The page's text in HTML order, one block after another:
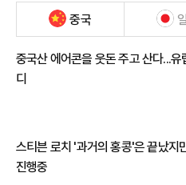
중국
중국산 에어콘을 웃돈 주고 산다...유
디
스티븐 로치 '과거의 홍콩'은 끝났지
진행중